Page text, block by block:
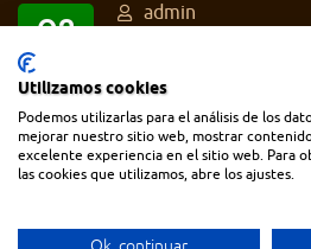
02
OCT’25
admin
Corredor
Utilizamos cookies
Podemos utilizarlas para el análisis de los
mejorar nuestro sitio web, mostrar
excelente experiencia en el sitio web. Para
las cookies que utilizamos, abre los ajustes.